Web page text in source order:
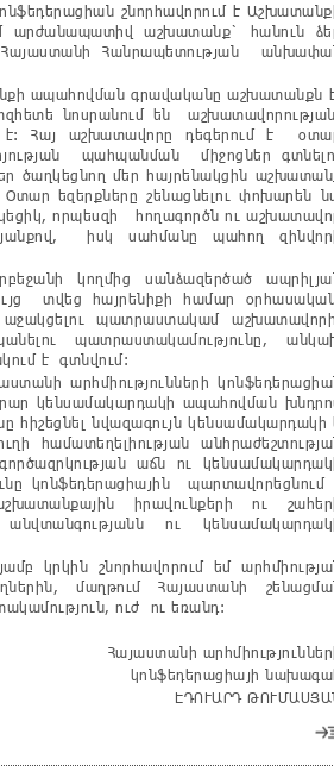
շնորհավորում է
արժանապատիվ աշխատանք` հանուն
Հայաստանի Հանրապետության
ապահովման գրավականը աշխատանքն
նոսրանում են աշխատավորության
է: Հայ աշխատավորը դեգերում է
պահպանման միջոցներ
ծաղկեցնող մեր հայրենակցին
եզերքները շենացնելու փոխարեն
որպեսզի հողագործն ու
իսկ սահմանը պահող
կողմից սանձազերծած
տվեց հայրենիքի համար
պատրաստակամ
պատրաստակամությունը,
է գտնվում:
արհմիությունների
կենսամակարդակի ապահովման
հիշեցնել նվազագույն կենսամակարդակի
համատեղելիության
աճն ու
կոնֆեդերացիային պարտավորեցնում
իրավունքերի ու
ու
կրկին շնորհավորում եմ
մաղթում Հայաստանի
ուժ ու եռանդ:
Հայաստանի
կոնֆեդերացիայի
ԷԴՈՒԱՐԴ